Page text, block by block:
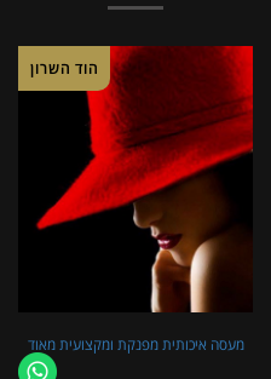
הוד השרון
מעסה איכותית מפנקת ומקצועית מאוד